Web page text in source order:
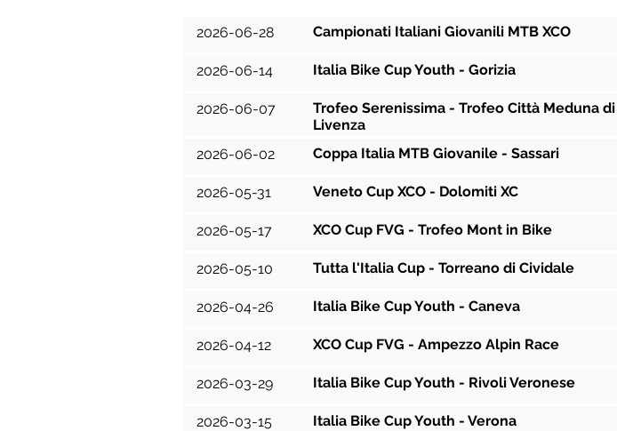
2026-06-28 Campionati Italiani Giovanili MTB XCO
2026-06-14 Italia Bike Cup Youth - Gorizia
2026-06-07
Trofeo Serenissima - Trofeo Città Meduna di
Livenza
2026-06-02 Coppa Italia MTB Giovanile - Sassari
2026-05-31 Veneto Cup XCO - Dolomiti XC
2026-05-17 XCO Cup FVG - Trofeo Mont in Bike
2026-05-10 Tutta l'Italia Cup - Torreano di Cividale
2026-04-26 Italia Bike Cup Youth - Caneva
2026-04-12 XCO Cup FVG - Ampezzo Alpin Race
2026-03-29 Italia Bike Cup Youth - Rivoli Veronese
2026-03-15 Italia Bike Cup Youth - Verona